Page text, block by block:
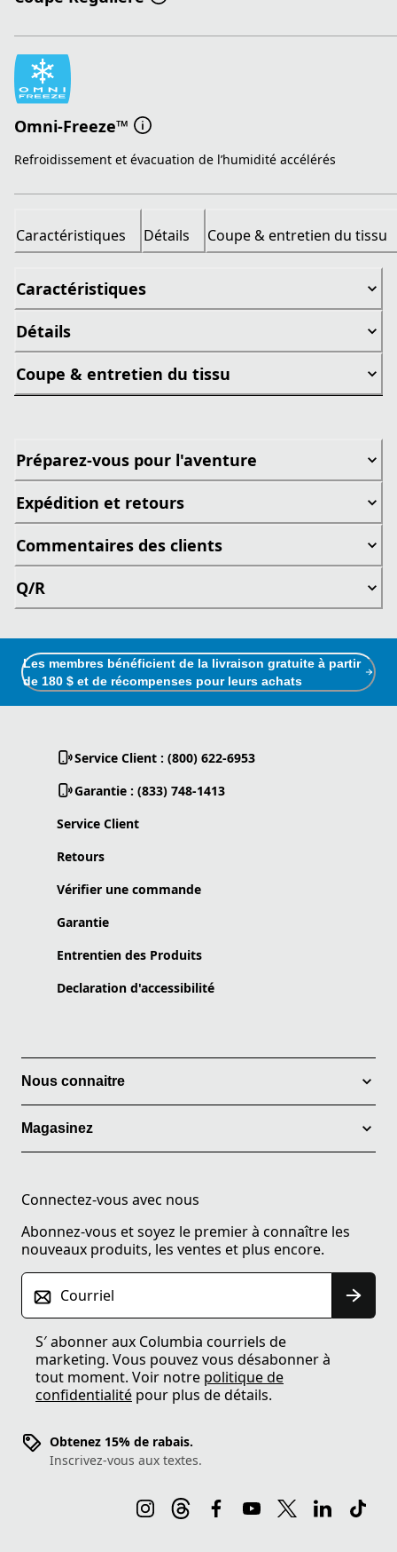
Omni-Freeze™
Refroidissement et évacuation de l’humidité accélérés
Caractéristiques Détails Coupe & entretien du tissu
Caractéristiques
Détails
Coupe & entretien du tissu
Préparez-vous pour l'aventure
Expédition et retours
Commentaires des clients
Q/R
Les membres bénéficient de la livraison gratuite à partir
de 180 $ et de récompenses pour leurs achats
Service Client : (800) 622-6953
Garantie : (833) 748-1413
Service Client
Retours
Vérifier une commande
Garantie
Entrentien des Produits
Declaration d'accessibilité
Nous connaitre
Magasinez
Connectez-vous avec nous
Abonnez-vous et soyez le premier à connaître les
nouveaux produits, les ventes et plus encore.
Courriel
S′ abonner aux Columbia courriels de
marketing. Vous pouvez vous désabonner à
tout moment. Voir notre politique de
confidentialité pour plus de détails.
Obtenez 15% de rabais.
Inscrivez-vous aux textes.